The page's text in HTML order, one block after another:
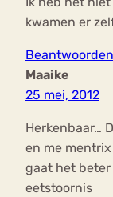
kwamen er
Beantwoorden
Maaike
25 mei, 2012
Herkenbaar…
en me
gaat het beter
eetstoornis